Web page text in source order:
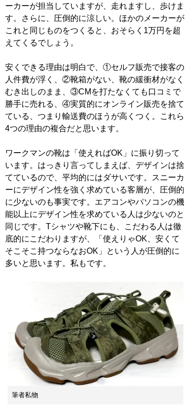
ーカーが担当していますが、走れますし、歩けま
す。さらに、圧倒的に涼しい。ほかのメーカーが
これと同じものをつくると、おそらく1万円を超
えてくるでしょう。
安くできる理由は明白で、①セルフ販売で接客の
人件費が浮く、②靴箱がない、靴の緩衝材がなく
むき出しのまま、③CMを打たなくても口コミで
勝手に売れる、④実質的にオンライン販売を捨て
ている、つまり輸送費のほうが高くつく。これら
4つの理由の複合だと思います。
ワークマンの靴は「使えればOK」に振り切って
います。はっきり言ってしまえば、デザインは捨
てているので、平均的にはダサいです。スニーカ
ーにデザイン性を強く求めている客層が、圧倒的
に少ないのも事実です。エアコンやパソコンの機
能以上にデザイン性を求めている人は少ないのと
同じです。Tシャツや靴下にも、こだわる人は徹
底的にこだわりますが、「使えりゃOK、安くて
そこそこ持つならなおOK」という人が圧倒的に
多いと思います。私もです。
筆者私物